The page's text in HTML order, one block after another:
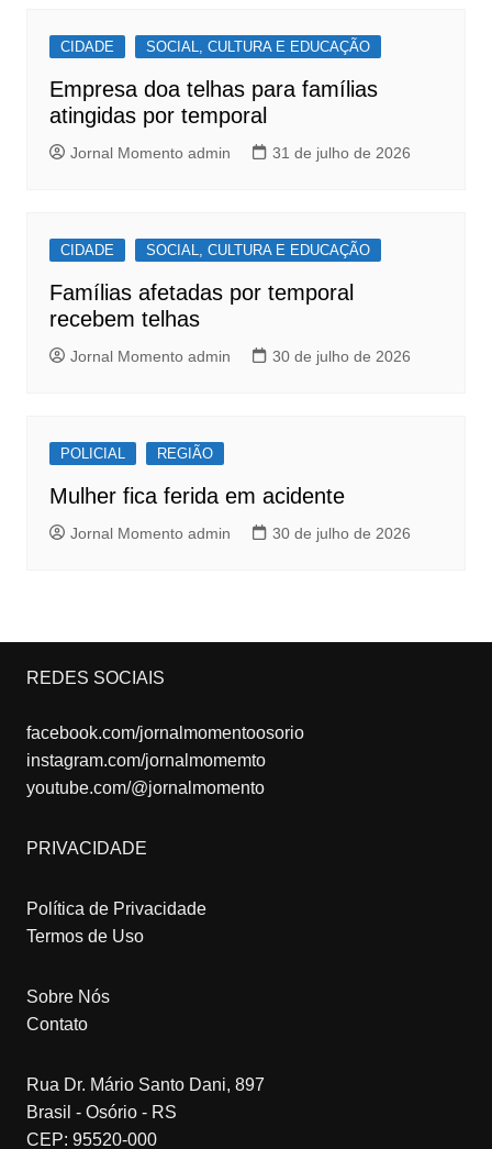
o
o
k
p
p
CIDADE SOCIAL, CULTURA E EDUCAÇÃO
Empresa doa telhas para famílias
atingidas por temporal
Jornal Momento admin 31 de julho de 2026
CIDADE SOCIAL, CULTURA E EDUCAÇÃO
Famílias afetadas por temporal
recebem telhas
Jornal Momento admin 30 de julho de 2026
POLICIAL REGIÃO
Mulher fica ferida em acidente
Jornal Momento admin 30 de julho de 2026
REDES SOCIAIS
facebook.com/jornalmomentoosorio
instagram.com/jornalmomemto
youtube.com/@jornalmomento
PRIVACIDADE
Política de Privacidade
Termos de Uso
Sobre Nós
Contato
Rua Dr. Mário Santo Dani, 897
Brasil - Osório - RS
CEP: 95520-000